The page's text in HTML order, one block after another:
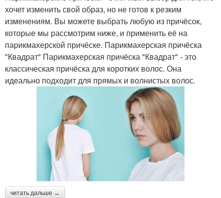
хочет изменить свой образ, но не готов к резким
изменениям. Вы можете выбрать любую из причёсок,
которые мы рассмотрим ниже, и применить её на
парикмахерской причёске. Парикмахерская причёска
"Квадрат" Парикмахерская причёска "Квадрат" - это
классическая причёска для коротких волос. Она
идеально подходит для прямых и волнистых волос.
читать дальше →